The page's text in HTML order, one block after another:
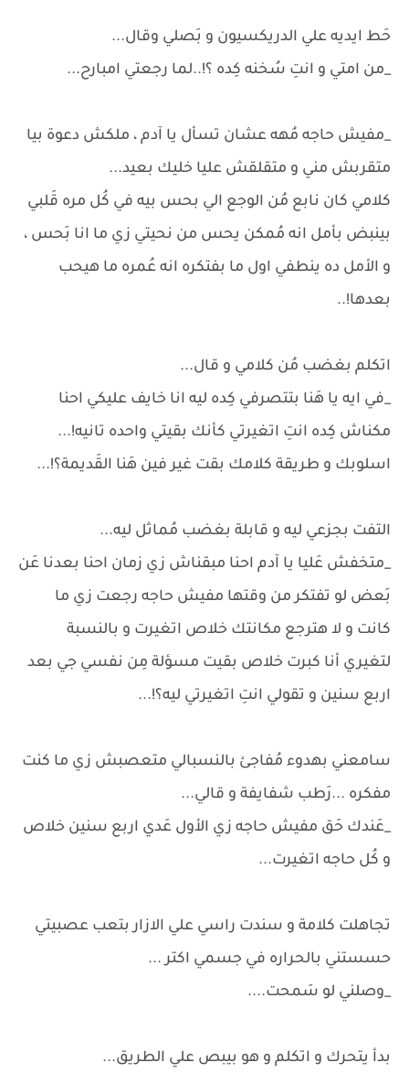
حَط ايديه علي الدريكسيون و بَصلي وقال...
_من امتي و انتِ سُخنه كِده ؟!..لما رجعتي امبارح...
_مفيش حاجه مُهه عشان تسأل يا آدم ، ملكش دعوة بيا
متقربش مني و متقلقش عليا خليك بعيد...
كلامي كان نابع مُن الوجع الي بحس بيه في كُل مره قَلبي
بينبض بأمل انه مُمكن يحس من نحيتي زي ما انا بَحس ،
و الأمل ده ينطفي اول ما بفتكره انه عُمره ما هيحب
بعدها!..
اتكلم بغضب مُن كلامي و قال...
_في ايه يا هَنا بتتصرفي كِده ليه انا خايف عليكي احنا
مكناش كِده انتِ اتغيرتي كأنك بقيتي واحده تانيه!...
اسلوبك و طريقة كلامك بقت غير فين هَنا القَديمة؟!...
التفت بجزعي ليه و قابلة بغضب مُماثل ليه...
_متخفش عَليا يا آدم احنا مبقناش زي زمان احنا بعدنا عَن
بَعض لو تفتكر من وقتها مفيش حاجه رجعت زي ما
كانت و لا هترجع مكانتك خلاص اتغيرت و بالنسبة
لتغيري أنا كبرت خلاص بقيت مسؤلة مِن نفسي جي بعد
اربع سنين و تقولي انتِ اتغيرتي ليه؟!...
سامعني بهدوء مُفاجئ بالنسبالي متعصبش زي ما كنت
مفكره ...رَطب شفايفة و قالي...
_عَندك حَق مفيش حاجه زي الأول عَدي اربع سنين خلاص
و كُل حاجه اتغيرت...
تجاهلت كلامة و سندت راسي علي الازار بتعب عصبيتي
حسستني بالحراره في جسمي اكتر ...
_وصلني لو سَمحت....
بدأ يتحرك و اتكلم و هو بيبص علي الطريق...